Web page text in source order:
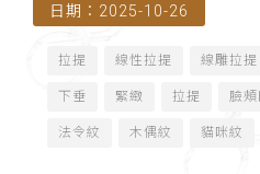
議（香港）
日期：2025-10-26
拉提 線性拉提 線雕拉提
下垂 緊緻 拉提 臉頰
法令紋 木偶紋 貓咪紋